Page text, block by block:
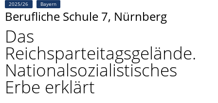
2025/26 Bayern
Berufliche Schule 7, Nürnberg
Das
Reichsparteitagsgelände.
Nationalsozialistisches
Erbe erklärt